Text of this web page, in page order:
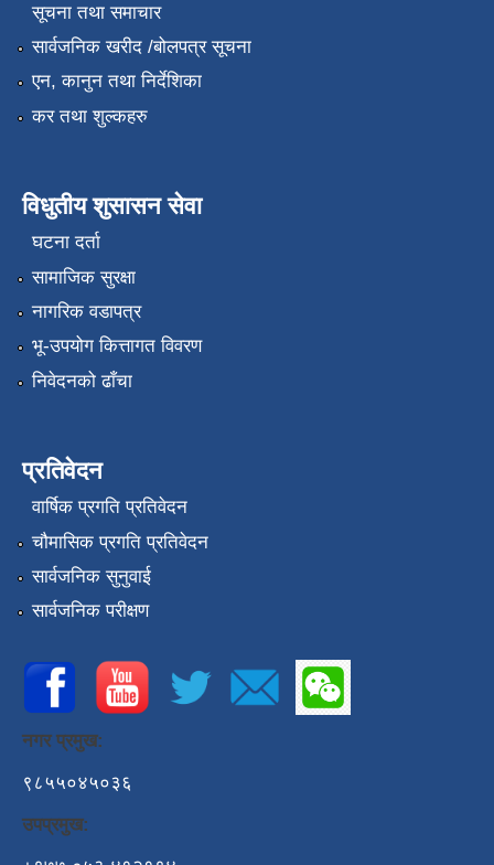
सूचना तथा समाचार
सार्वजनिक खरीद /बोलपत्र सूचना
एन, कानुन तथा निर्देशिका
कर तथा शुल्कहरु
विधुतीय शुसासन सेवा
घटना दर्ता
सामाजिक सुरक्षा
नागरिक वडापत्र
भू-उपयोग कित्तागत विवरण
निवेदनको ढाँचा
प्रतिवेदन
वार्षिक प्रगति प्रतिवेदन
चौमासिक प्रगति प्रतिवेदन
सार्वजनिक सुनुवाई
सार्वजनिक परीक्षण
नगर प्रमुख:
९८५५०४५०३६
उपप्रमुख: